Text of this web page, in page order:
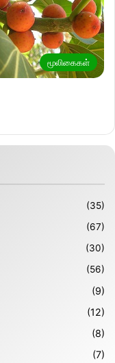
மூலிகைகள்
(35)
(67)
(30)
(56)
(9)
(12)
(8)
(7)